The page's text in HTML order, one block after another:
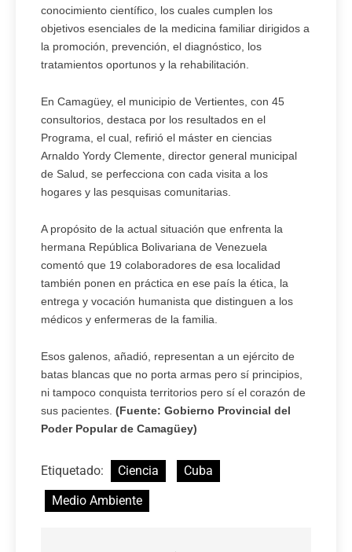
conocimiento científico, los cuales cumplen los
objetivos esenciales de la medicina familiar dirigidos a
la promoción, prevención, el diagnóstico, los
tratamientos oportunos y la rehabilitación.
En Camagüey, el municipio de Vertientes, con 45
consultorios, destaca por los resultados en el
Programa, el cual, refirió el máster en ciencias
Arnaldo Yordy Clemente, director general municipal
de Salud, se perfecciona con cada visita a los
hogares y las pesquisas comunitarias.
A propósito de la actual situación que enfrenta la
hermana República Bolivariana de Venezuela
comentó que 19 colaboradores de esa localidad
también ponen en práctica en ese país la ética, la
entrega y vocación humanista que distinguen a los
médicos y enfermeras de la familia.
Esos galenos, añadió, representan a un ejército de
batas blancas que no porta armas pero sí principios,
ni tampoco conquista territorios pero sí el corazón de
sus pacientes. (Fuente: Gobierno Provincial del
Poder Popular de Camagüey)
Etiquetado: Ciencia
Cuba
Medio Ambiente